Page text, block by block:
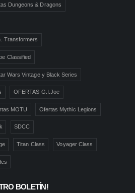
Dungeons & Dragons
Transformers
Classified
Wars Vintage y Black Series
OFERTAS G.I.Joe
MOTU Ofertas Mythic Legions
SDCC
Titan Class Voyager Class
BOLETÍN!